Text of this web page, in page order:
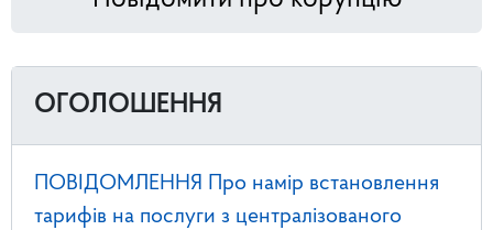
ОГОЛОШЕННЯ
ПОВІДОМЛЕННЯ Про намір встановлення
тарифів на послуги з централізованого